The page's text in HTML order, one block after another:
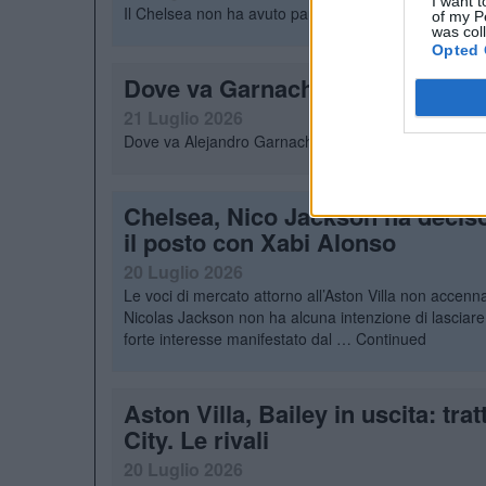
of my
was
Opted
Il Chelsea non ha avuto paura di spendere per
Dove va Garnacho? Dal Villa a
Dove va Alejandro Garnacho? Al Chelsea ha
Chelsea, Nico Jackson ha
il posto con Xabi Alonso
20 Luglio 2026
Le voci di mercato attorno all’Aston Villa non
Nicolas Jackson non ha alcuna intenzione di
forte interesse manifestato dal … Continued
Aston Villa, Bailey in uscita:
City. Le rivali